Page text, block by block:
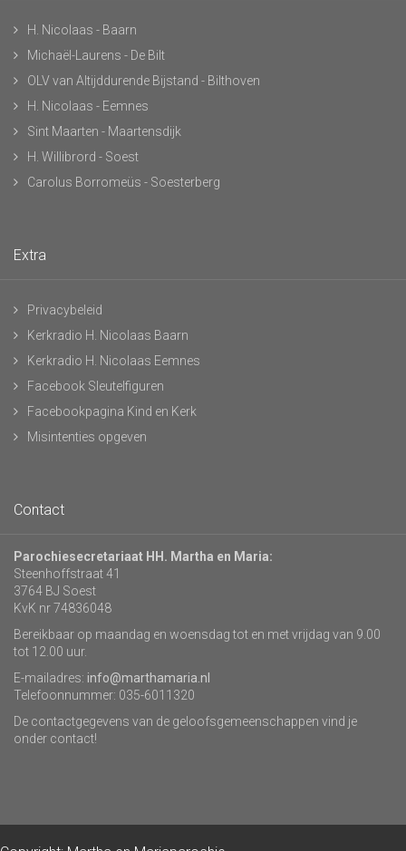
H. Nicolaas - Baarn
Michaël-Laurens - De Bilt
OLV van Altijddurende Bijstand - Bilthoven
H. Nicolaas - Eemnes
Sint Maarten - Maartensdijk
H. Willibrord - Soest
Carolus Borromeüs - Soesterberg
Extra
Privacybeleid
Kerkradio H. Nicolaas Baarn
Kerkradio H. Nicolaas Eemnes
Facebook Sleutelfiguren
Facebookpagina Kind en Kerk
Misintenties opgeven
Contact
Parochiesecretariaat HH. Martha en Maria:
Steenhoffstraat 41
3764 BJ Soest
KvK nr 74836048
Bereikbaar op maandag en woensdag tot en met vrijdag van 9.00
tot 12.00 uur.
E-mailadres: info@marthamaria.nl
Telefoonnummer: 035-6011320
De contactgegevens van de geloofsgemeenschappen vind je
onder contact!